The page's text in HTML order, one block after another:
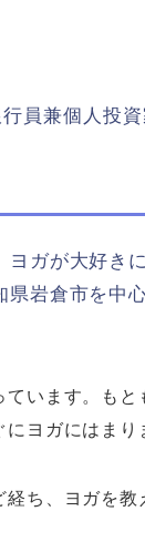
員兼個人投資
ガが大好き
県岩倉市を中
ています。もと
ヨガにはまり
ち、ヨガを